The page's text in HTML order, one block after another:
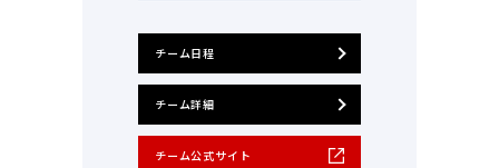
チーム日程
チーム詳細
チーム公式サイト